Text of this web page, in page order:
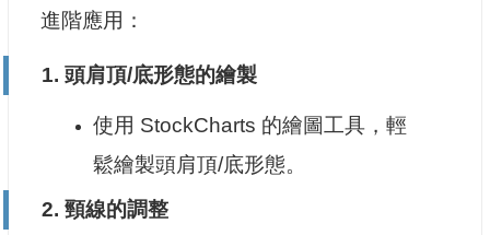
進階應用：
1. 頭肩頂/底形態的繪製
使用 StockCharts 的繪圖工具，輕
鬆繪製頭肩頂/底形態。
2. 頸線的調整